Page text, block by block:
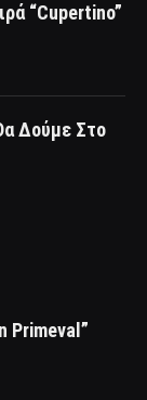
“Cupertino”
Δούμε Στο
Primeval”